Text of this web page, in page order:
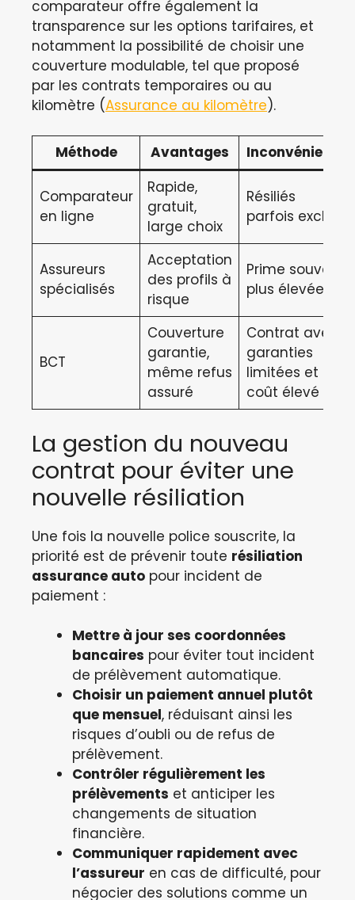
comparateur offre également la
transparence sur les options tarifaires, et
notamment la possibilité de choisir une
couverture modulable, tel que proposé
par les contrats temporaires ou au
kilomètre (Assurance au kilomètre).
Méthode Avantages Inconvénients
Comparateur
en ligne
Rapide,
gratuit,
large choix
Résiliés
parfois exclus
Assureurs
spécialisés
Acceptation
des profils à
risque
Prime souvent
plus élevée
BCT
Couverture
garantie,
même refus
assuré
Contrat avec
garanties
limitées et
coût élevé
La gestion du nouveau
contrat pour éviter une
nouvelle résiliation
Une fois la nouvelle police souscrite, la
priorité est de prévenir toute résiliation
assurance auto pour incident de
paiement :
Mettre à jour ses coordonnées
bancaires pour éviter tout incident
de prélèvement automatique.
Choisir un paiement annuel plutôt
que mensuel, réduisant ainsi les
risques d’oubli ou de refus de
prélèvement.
Contrôler régulièrement les
prélèvements et anticiper les
changements de situation
financière.
Communiquer rapidement avec
l’assureur en cas de difficulté, pour
négocier des solutions comme un